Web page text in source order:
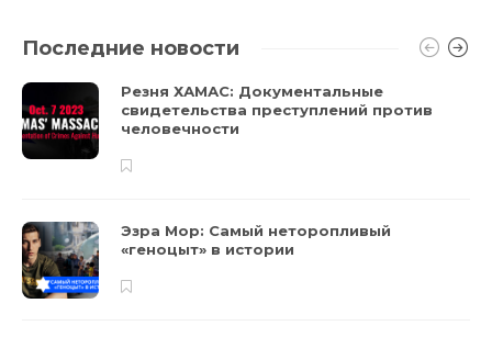
Последние новости
Резня ХАМАС: Документальные
свидетельства преступлений против
человечности
Эзра Мор: Самый неторопливый
«геноцыт» в истории